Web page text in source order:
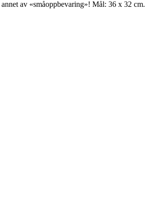
av «småoppbevaring»! Mål: 36 x 32 cm.